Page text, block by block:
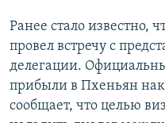
Ранее стало известно,
провел встречу с
делегации.
прибыли в Пхеньян
сообщает, что целью